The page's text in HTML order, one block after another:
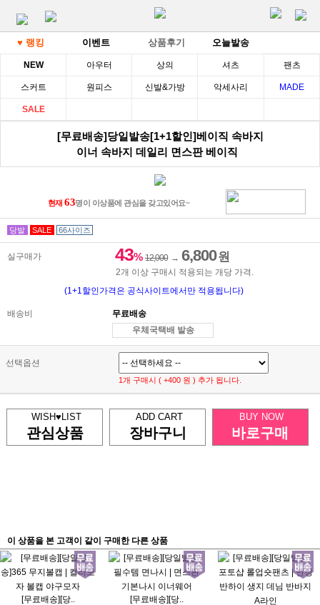
♥ 랭킹 이벤트 상품후기 오늘발송
NEW 아우터 상의 셔츠 팬츠
스커트 원피스 신발&가방 악세사리 MADE
SALE
[무료배송]당일발송[1+1할인]베이직 속바지
이너 속바지 데일리 면스판 베이직
현재 63명이 이상품에 관심을 갖고있어요~
당발 SALE 66사이즈
실구매가 43% 12,000→ 6,800원
2개 이상 구매시 적용되는 개당 가격.
(1+1할인가격은 공식사이트에서만 적용됩니다)
배송비
무료배송
우체국택배 발송
선택옵션
1개 구매시 ( +400 원 ) 추가 됩니다.
WISH♥LIST
관심상품
ADD CART
장바구니
BUY NOW
바로구매
이 상품을 본 고객이 같이 구매한 다른 상품
[무료배송][당..
[무료배송][당..